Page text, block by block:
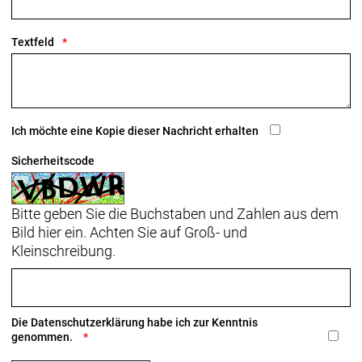
Anlötversion, Down Swing
max. 34 Z. an größtem Ritzel
Kurbelsatz: Shimano Ultegra R8100, 50/34 Z.,
170 mm Kurbelarmlänge
Praxis, T47, mit Gewinde, innen gelagert
Kassette: Shimano Ultegra R8101, 11-34, 12fach
Kette: Shimano XT M8100, 12fach
Klemmdurchmesser, Di2-Kabelführung, 80 mm
Reach, 124 mm Drop, 39 cm Oberlenkerbreite,
42 cm Unterlenkerbreite // Bontrager Aero Pro, OCLV
Textfeld
Ich möchte eine Kopie dieser Nachricht erhalten
Sicherheitscode
Bitte geben Sie die Buchstaben und Zahlen aus dem
Bild hier ein. Achten Sie auf Groß- und
Kleinschreibung.
Die Datenschutzerklärung habe ich zur Kenntnis
genommen.